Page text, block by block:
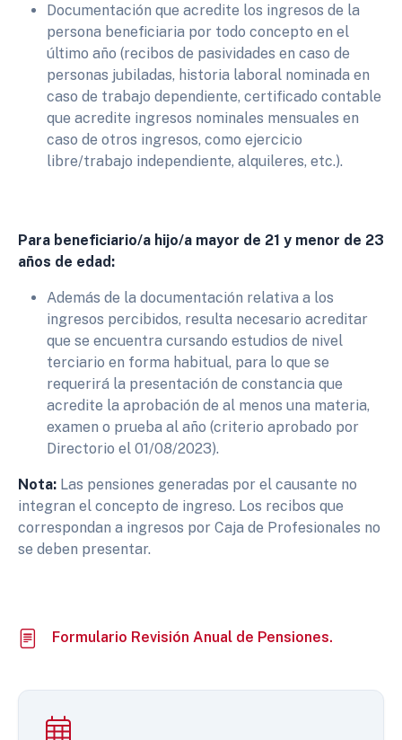
Documentación que acredite los ingresos de la
persona beneficiaria por todo concepto en el
último año (recibos de pasividades en caso de
personas jubiladas, historia laboral nominada en
caso de trabajo dependiente, certificado contable
que acredite ingresos nominales mensuales en
caso de otros ingresos, como ejercicio
libre/trabajo independiente, alquileres, etc.).
Para beneficiario/a hijo/a mayor de 21 y menor de 23
años de edad:
Además de la documentación relativa a los
ingresos percibidos, resulta necesario acreditar
que se encuentra cursando estudios de nivel
terciario en forma habitual, para lo que se
requerirá la presentación de constancia que
acredite la aprobación de al menos una materia,
examen o prueba al año (criterio aprobado por
Directorio el 01/08/2023).
Nota: Las pensiones generadas por el causante no
integran el concepto de ingreso. Los recibos que
correspondan a ingresos por Caja de Profesionales no
se deben presentar.
Formulario Revisión Anual de Pensiones.